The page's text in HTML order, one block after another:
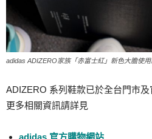
adidas ADIZERO家族「赤富士紅」新色大膽使
ADIZERO 系列鞋款已於全台門市
更多相關資訊請詳見
adidas 官方購物網站